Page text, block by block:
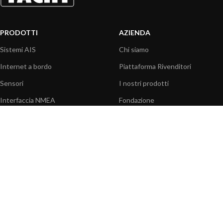
PRODOTTI
Sistemi AIS
Internet a bordo
Sensori
Interfaccia NMEA
AZIENDA
Chi siamo
Piattaforma Rivenditori
I nostri prodotti
Fondazione